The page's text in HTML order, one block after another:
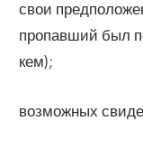
свои
пропавший был
кем);
возможных